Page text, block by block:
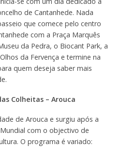
de Cantanhede. Nada
que comece pelo centro
com a Praça Marquês
da Pedra, o Biocant Park, a
da Fervença e termine na
quem deseja saber mais
Colheitas – Arouca
de Arouca e surgiu após a
com o objectivo de
O programa é variado: